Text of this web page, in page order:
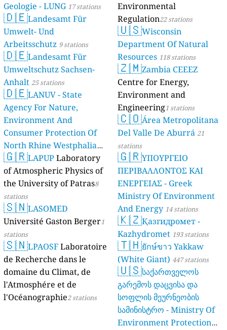
Geologie - LUNG 17 stations
🇩🇪Landesamt Für
Umwelt- Und
Arbeitsschutz 9 stations
🇩🇪Landesamt Für
Umweltschutz Sachsen-
Anhalt 25 stations
🇩🇪LANUV - State
Agency For Nature,
Environment And
Consumer Protection Of
North Rhine Westphalia
(Landesamt Für Natur,
Umwelt Und
Verbraucherschutz NRW)
61 stations
🇬🇷LAPUP Laboratory
of Atmospheric Physics of
the University of Patras8
stations
🇸🇳LASOMED
Université Gaston Berger1
stations
🇸🇳LPAOSF Laboratoire
de Recherche dans le
domaine du Climat, de
l'Atmosphére et de
l'Océanographie2 stations
Environmental
Regulation22 stations
🇺🇸Wisconsin
Department Of Natural
Resources 118 stations
🇿🇲Zambia CEEEZ
Centre for Energy,
Environment and
Engineering1 stations
🇨🇴Área Metropolitana
Del Valle De Aburrá 21
stations
🇬🇷ΥΠΟΥΡΓΕΙΟ
ΠΕΡΙΒΑΛΛΟΝΤΟΣ ΚΑΙ
ΕΝΕΡΓΕΙΑΣ - Greek
Ministry Of Environment
And Energy 14 stations
🇰🇿Қазгидромет -
Kazhydromet 193 stations
🇹🇭ยักษ์ขาว Yakkaw
(White Giant) 447 stations
🇺🇸საქართველოს
გარემოს დაცვისა და
სოფლის მეურნეობის
სამინისტრო - Ministry Of
Environment Protection